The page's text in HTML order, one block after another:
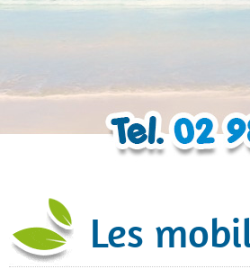
Les